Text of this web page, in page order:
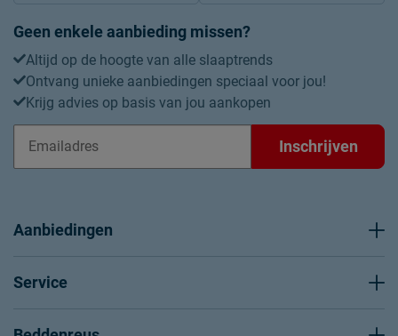
Geen enkele aanbieding missen?
Altijd op de hoogte van alle slaaptrends
Ontvang unieke aanbiedingen speciaal voor jou!
Krijg advies op basis van jou aankopen
Inschrijven
Aanbiedingen
Service